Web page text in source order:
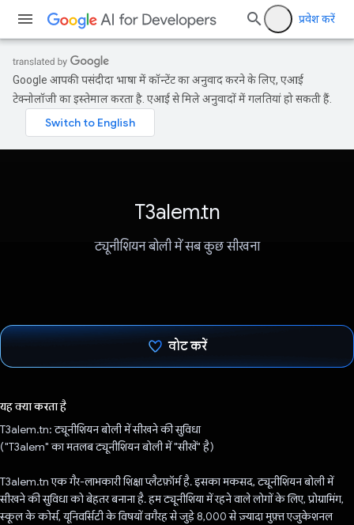
प्रवेश करें
Google आपकी पसंदीदा भाषा में कॉन्टेंट का अनुवाद करने के लिए, एआई
टेक्नोलॉजी का इस्तेमाल करता है. एआई से मिले अनुवादों में गलतियां हो सकती हैं.
T3alem.tn
ट्यूनीशियन बोली में सब कुछ सीखना
वोट करें
यह क्या करता है
T3alem.tn: ट्यूनीशियन बोली में सीखने की सुविधा
("T3alem" का मतलब ट्यूनीशियन बोली में "सीखें" है)
T3alem.tn एक गैर-लाभकारी शिक्षा प्लैटफ़ॉर्म है. इसका मकसद, ट्यूनीशियन बोली में
सीखने की सुविधा को बेहतर बनाना है. हम ट्यूनीशिया में रहने वाले लोगों के लिए, प्रोग्रामिंग,
स्कूल के कोर्स, यूनिवर्सिटी के विषयों वगैरह से जुड़े 8,000 से ज़्यादा मुफ़्त एजुकेशनल